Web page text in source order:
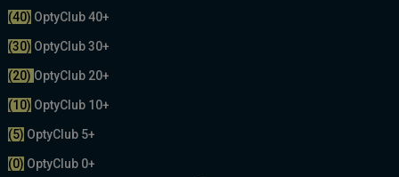
(40) OptyClub 40+
(30) OptyClub 30+
(20) OptyClub 20+
(10) OptyClub 10+
(5) OptyClub 5+
(0) OptyClub 0+